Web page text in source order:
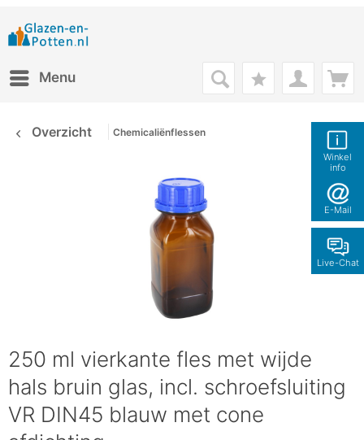
Winkel
info
E-Mail
Live-Chat
Menu
Overzicht Chemicaliënflessen
250 ml vierkante fles met wijde
hals bruin glas, incl. schroefsluiting
VR DIN45 blauw met cone